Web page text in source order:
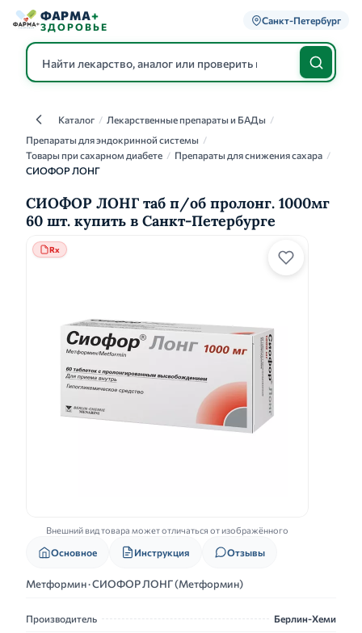
ФАРМА+
ЗДОРОВЬЕ
Санкт-Петербург
КаталогКаталог / Лекарственные препараты и БАДы /
Препараты для эндокринной системы /
Товары при сахарном диабете / Препараты для снижения сахара /
СИОФОР ЛОНГ
СИОФОР ЛОНГ таб п/об пролонг. 1000мг
60 шт. купить в Санкт-Петербурге
Rx
Внешний вид товара может отличаться от изображённого
Основное Инструкция Отзывы
Метформин · СИОФОР ЛОНГ (Метформин)
Производитель Берлин-Хеми